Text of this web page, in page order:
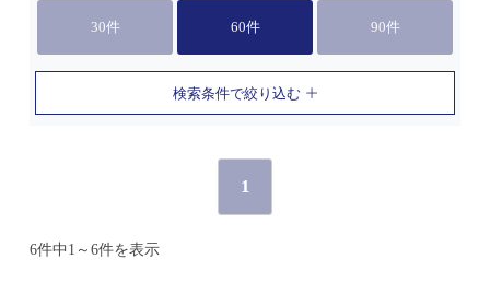
30件 60件 90件
検索条件で絞り込む
1
6件中1～6件を表示